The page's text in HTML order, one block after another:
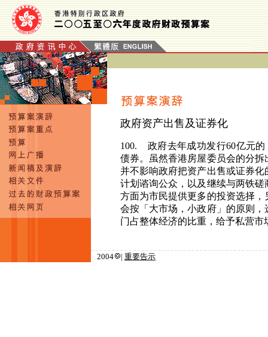
政府资产出售及证券化
100. 政府去年成功发行60亿元的
债券。虽然香港房屋委员会的分
并不影响政府把资产出售或证券
计划谘询公众，以及继续与两铁
方面为市民提供更多的投资选择
会按「大市场，小政府」的原则
门占整体经济的比重，给予私营市
2004 | 重要告示